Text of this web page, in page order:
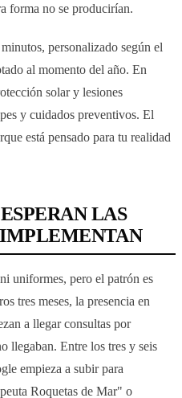
forma no se producirían.
personalizado según el
al momento del año. En
solar y lesiones
y cuidados preventivos. El
está pensado para tu realidad
LAS
uniformes, pero el patrón es
tres meses, la presencia en
a llegar consultas por
llegaban. Entre los tres y seis
empieza a subir para
Roquetas de Mar" o